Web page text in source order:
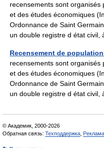
recensements sont
et des études économiques
Ordonnance de Saint
un double registre d état
Recensement de
recensements sont
et des études économiques
Ordonnance de Saint
un double registre d état
© Академик, 2000-2026
Обратная связь: Техподдержка